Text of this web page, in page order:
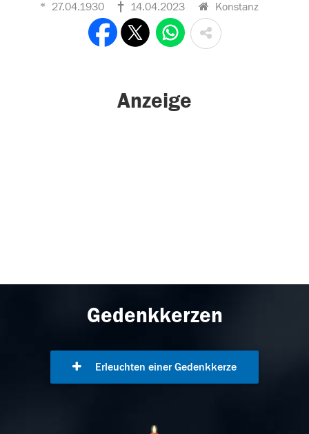
27.04.1930 14.04.2023 Konstanz
Anzeige
Gedenkkerzen
Erleuchten einer Gedenkkerze